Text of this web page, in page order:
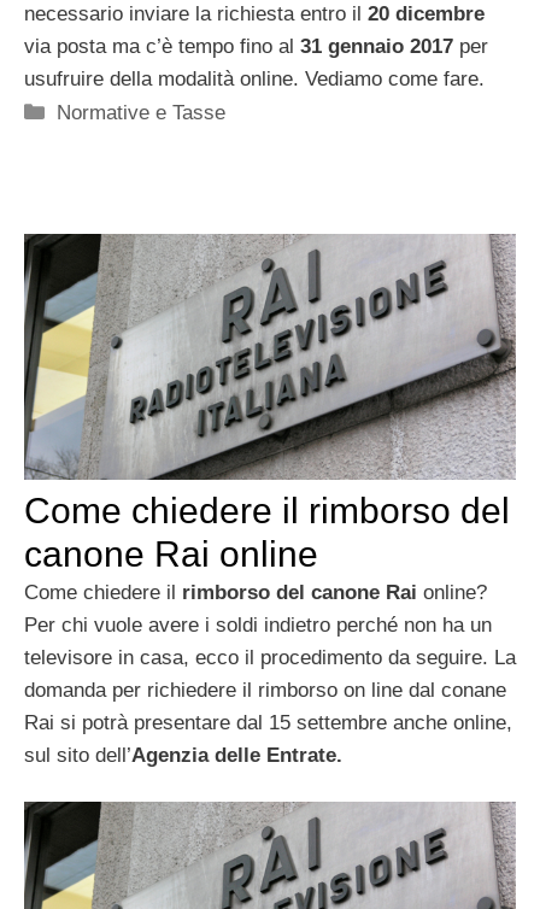
necessario inviare la richiesta entro il 20 dicembre
via posta ma c’è tempo fino al 31 gennaio 2017 per
usufruire della modalità online. Vediamo come fare.
Categorie
Normative e Tasse
Come chiedere il rimborso del
canone Rai online
Come chiedere il rimborso del canone Rai online?
Per chi vuole avere i soldi indietro perché non ha un
televisore in casa, ecco il procedimento da seguire. La
domanda per richiedere il rimborso on line dal conane
Rai si potrà presentare dal 15 settembre anche online,
sul sito dell’Agenzia delle Entrate.